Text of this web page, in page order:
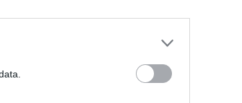
Keresés